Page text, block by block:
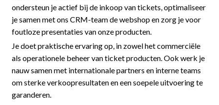
ondersteun je actief bij de inkoop van tickets, optimaliseer
je samen met ons CRM-team de webshop en zorg je voor
foutloze presentaties van onze producten.
Je doet praktische ervaring op, in zowel het commerciële
als operationele beheer van ticket producten. Ook werk je
nauw samen met internationale partners en interne teams
om sterke verkoopresultaten en een soepele uitvoering te
garanderen.